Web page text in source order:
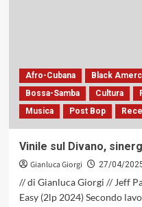
Estati
Omaggio
a
Bruno
Afro-Cubana Black
Bossa-Samba
Cultura
Musica
Post Bop
Vinile sul Divano,
Gianluca Giorgi 27/04/
// di Gianluca Giorgi // Jeff
Easy (2lp 2024) Secondo